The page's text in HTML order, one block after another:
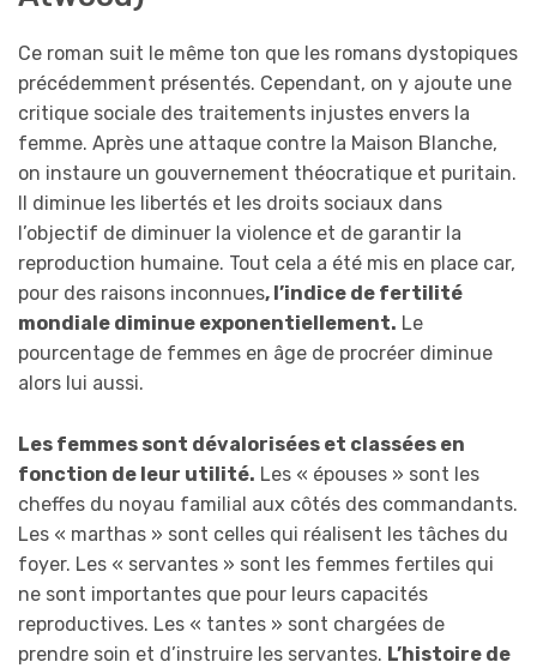
Ce roman suit le même ton que les romans dystopiques
précédemment présentés. Cependant, on y ajoute une
critique sociale des traitements injustes envers la
femme. Après une attaque contre la Maison Blanche,
on instaure un gouvernement théocratique et puritain.
Il diminue les libertés et les droits sociaux dans
l’objectif de diminuer la violence et de garantir la
reproduction humaine. Tout cela a été mis en place car,
pour des raisons inconnues, l’indice de fertilité
mondiale diminue exponentiellement. Le
pourcentage de femmes en âge de procréer diminue
alors lui aussi.
Les femmes sont dévalorisées et classées en
fonction de leur utilité. Les « épouses » sont les
cheffes du noyau familial aux côtés des commandants.
Les « marthas » sont celles qui réalisent les tâches du
foyer. Les « servantes » sont les femmes fertiles qui
ne sont importantes que pour leurs capacités
reproductives. Les « tantes » sont chargées de
prendre soin et d’instruire les servantes. L’histoire de